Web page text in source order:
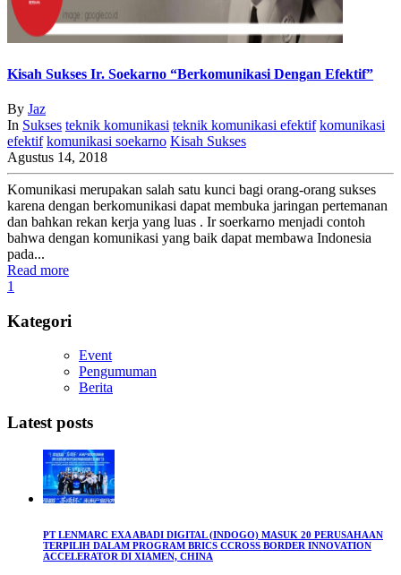
Kisah Sukses Ir. Soekarno “Berkomunikasi Dengan Efektif”
By Jaz
In Sukses teknik komunikasi teknik komunikasi efektif komunikasi
efektif komunikasi soekarno Kisah Sukses
Agustus 14, 2018
Komunikasi merupakan salah satu kunci bagi orang-orang sukses
karena dengan berkomunikasi dapat membuka jaringan pertemanan
dan bahkan rekan kerja yang luas . Ir soerkarno menjadi contoh
bahwa dengan komunikasi yang baik dapat membawa Indonesia
pada...
Read more
1
Kategori
Event
Pengumuman
Berita
Latest posts
PT LENMARC EXA ABADI DIGITAL (INDOGO) MASUK 20 PERUSAHAAN
TERPILIH DALAM PROGRAM BRICS CCROSS BORDER INNOVATION
ACCELERATOR DI XIAMEN, CHINA